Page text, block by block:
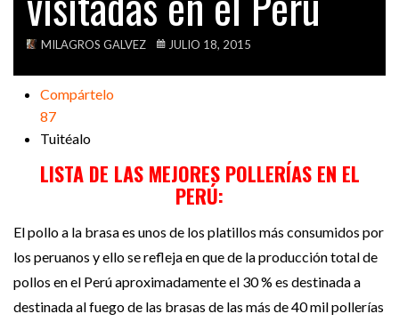
MILAGROS GALVEZ JULIO 18, 2015
Compártelo
87
Tuitéalo
LISTA DE LAS MEJORES POLLERÍAS EN EL
PERÚ:
El pollo a la brasa es unos de los platillos más consumidos por
los peruanos y ello se refleja en que de la producción total de
pollos en el Perú aproximadamente el 30 % es destinada a
destinada al fuego de las brasas de las más de 40 mil pollerías